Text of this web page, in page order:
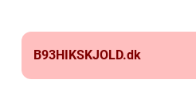
B93HIKSKJOLD.dk